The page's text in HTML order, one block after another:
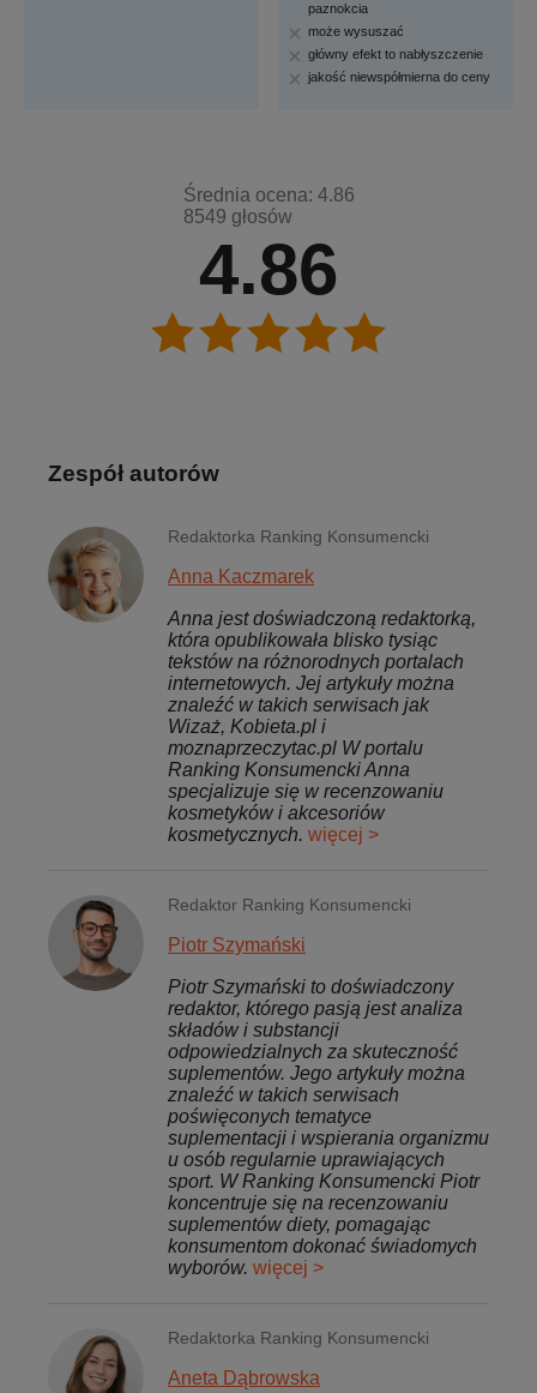
paznokcia
może wysuszać
główny efekt to nabłyszczenie
jakość niewspółmierna do ceny
4.86
Średnia ocena: 4.86
8549 głosów
Zespół autorów
Redaktorka Ranking Konsumencki
Anna Kaczmarek
Anna jest doświadczoną redaktorką,
która opublikowała blisko tysiąc
tekstów na różnorodnych portalach
internetowych. Jej artykuły można
znaleźć w takich serwisach jak
Wizaż, Kobieta.pl i
moznaprzeczytac.pl W portalu
Ranking Konsumencki Anna
specjalizuje się w recenzowaniu
kosmetyków i akcesoriów
kosmetycznych. więcej >
Redaktor Ranking Konsumencki
Piotr Szymański
Piotr Szymański to doświadczony
redaktor, którego pasją jest analiza
składów i substancji
odpowiedzialnych za skuteczność
suplementów. Jego artykuły można
znaleźć w takich serwisach
poświęconych tematyce
suplementacji i wspierania organizmu
u osób regularnie uprawiających
sport. W Ranking Konsumencki Piotr
koncentruje się na recenzowaniu
suplementów diety, pomagając
konsumentom dokonać świadomych
wyborów. więcej >
Redaktorka Ranking Konsumencki
Aneta Dąbrowska